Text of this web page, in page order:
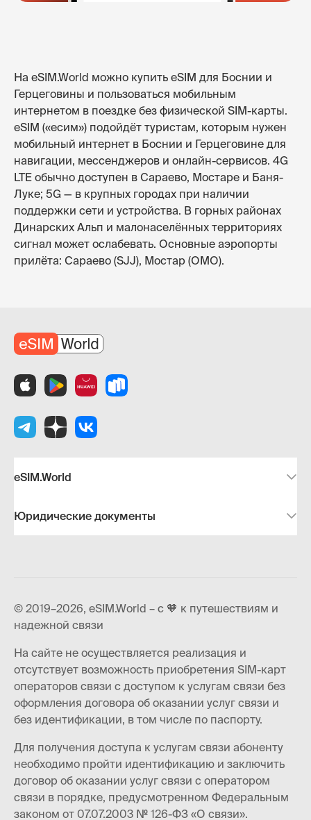
На eSIM.World можно купить eSIM для Боснии и
Герцеговины и пользоваться мобильным
интернетом в поездке без физической SIM-карты.
eSIM («есим») подойдёт туристам, которым нужен
мобильный интернет в Боснии и Герцеговине для
навигации, мессенджеров и онлайн-сервисов. 4G
LTE обычно доступен в Сараево, Мостаре и Баня-
Луке; 5G — в крупных городах при наличии
поддержки сети и устройства. В горных районах
Динарских Альп и малонаселённых территориях
сигнал может ослабевать. Основные аэропорты
прилёта: Сараево (SJJ), Мостар (OMO).
eSIM.World
Юридические документы
© 2019–2026, eSIM.World – с 🧡 к путешествиям и
надежной связи
На сайте не осуществляется реализация и
отсутствует возможность приобретения SIM-карт
операторов связи с доступом к услугам связи без
оформления договора об оказании услуг связи и
без идентификации, в том числе по паспорту.
Для получения доступа к услугам связи абоненту
необходимо пройти идентификацию и заключить
договор об оказании услуг связи с оператором
связи в порядке, предусмотренном Федеральным
законом от 07.07.2003 № 126-ФЗ «О связи».